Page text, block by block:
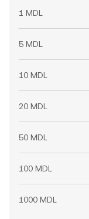
1 MDL
5 MDL
10 MDL
20 MDL
50 MDL
100 MDL
1000 MDL